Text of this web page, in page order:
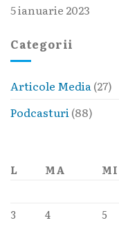
5 ianuarie 2023
Categorii
Articole Media(27)
Podcasturi(88)
L MA MI
3
4 5